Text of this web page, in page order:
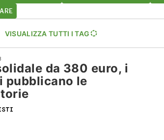
VISUALIZZA TUTTI I TAG
da 380 euro, i
pubblicano le